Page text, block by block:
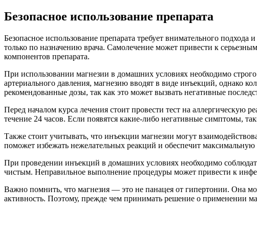
Безопасное использование препарата
Безопасное использование препарата требует внимательного
только по назначению врача. Самолечение может привести к
компонентов препарата.
При использовании магнезии в домашних условиях необходимо
артериального давления, магнезию вводят в виде инъекций, однако
рекомендованные дозы, так как это может вызвать негативные
Перед началом курса лечения стоит провести тест на аллергическую
течение 24 часов. Если появятся какие-либо негативные симптомы,
Также стоит учитывать, что инъекции магнезии могут
поможет избежать нежелательных реакций и обеспечит максимальную
При проведении инъекций в домашних условиях необходимо
чистым. Неправильное выполнение процедуры может привести к
Важно помнить, что магнезия — это не панацея от гипертонии. Она
активность. Поэтому, прежде чем принимать решение о применении